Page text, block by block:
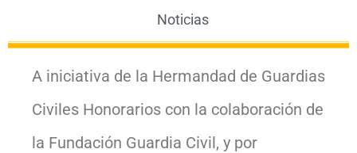
Noticias
A iniciativa de la Hermandad de Guardias
Civiles Honorarios con la colaboración de
la Fundación Guardia Civil, y por